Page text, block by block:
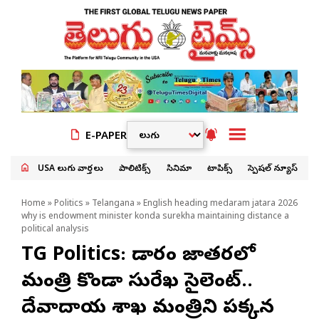
E-PAPER
USA తెలుగు వార్తలు పాలిటిక్స్ సినిమా టాపిక్స్ స్పెషల్ న్యూస్
Home » Politics » Telangana » English heading medaram jatara 2026
why is endowment minister konda surekha maintaining distance a
political analysis
TG Politics: మేడారం జాతరలో
మంత్రి కొండా సురేఖ సైలెంట్..
దేవాదాయ శాఖ మంత్రిని పక్కన